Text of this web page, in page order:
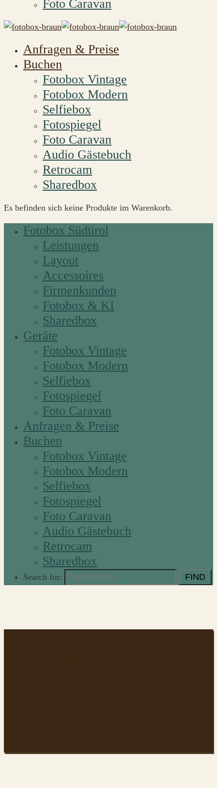
Foto Caravan
Anfragen & Preise
Buchen
Fotobox Vintage
Fotobox Modern
Selfiebox
Fotospiegel
Foto Caravan
Audio Gästebuch
Retrocam
Sharedbox
Es befinden sich keine Produkte im Warenkorb.
Fotobox Südtirol
Leistungen
Layout
Accessoires
Firmenkunden
Fotobox & KI
Sharedbox
Geräte
Fotobox Vintage
Fotobox Modern
Selfiebox
Fotospiegel
Foto Caravan
Anfragen & Preise
Buchen
Fotobox Vintage
Fotobox Modern
Selfiebox
Fotospiegel
Foto Caravan
Audio Gästebuch
Retrocam
Sharedbox
Search for: